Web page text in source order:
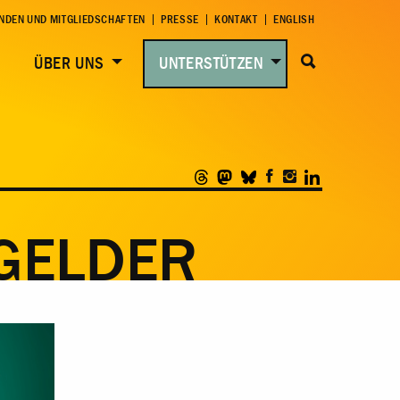
UND MITGLIEDSCHAFTEN PRESSE KONTAKT ENGLISH
ÜBER UNS UNTERSTÜTZEN